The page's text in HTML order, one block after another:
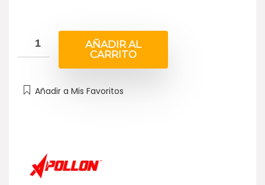
AÑADIR AL
CARRITO
Añadir a Mis Favoritos